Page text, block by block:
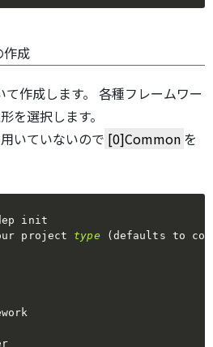
成
作成します。 各種フレームワー
を選択します。
いていないので [0]Common を
init
project type (defaults to